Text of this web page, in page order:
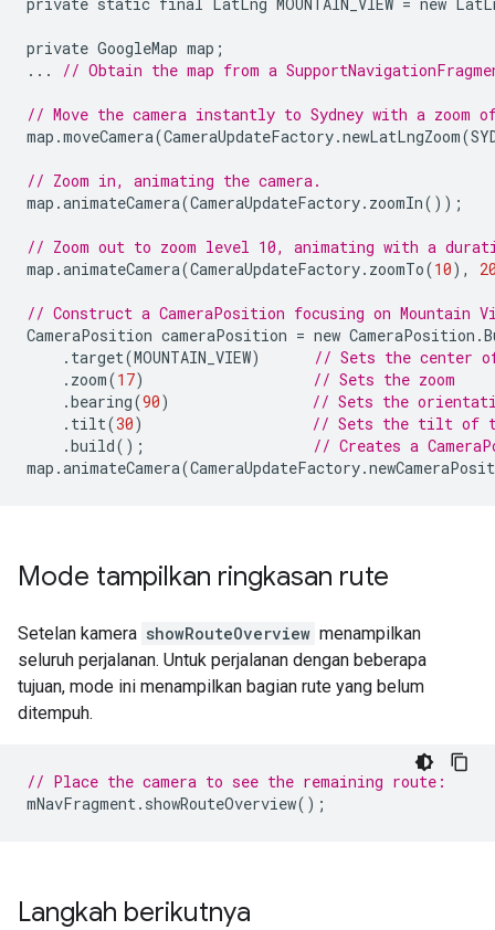
private GoogleMap map ;
...
// Obtain the map from a
// Move the camera instantly to Sydney with a zoom
map .moveCamera(CameraUpdateFactory.newLatLngZoom(
// Zoom in, animating the camera.
map .animateCamera(CameraUpdateFactory. zoomIn());
// Zoom out to zoom level 10, animating with a
map .animateCamera(CameraUpdateFactory. zoomTo(10),
// Construct a CameraPosition focusing on Mountain
CameraPosition cameraPosition = new CameraPosition .
. target(MOUNTAIN_VIEW)
// Sets the center of
. zoom(17)
// Sets the zoom
.bearing(90)
// Sets the
. tilt(30)
// Sets the tilt of
.build();
// Creates a
map .animateCamera(CameraUpdateFactory.
Mode tampilkan ringkasan rute
Setelan kamera showRouteOverview menampilkan
seluruh perjalanan. Untuk perjalanan dengan beberapa
tujuan, mode ini menampilkan bagian rute yang belum
ditempuh.
// Place the camera to see the remaining route:
mNavFragment. showRouteOverview();
Langkah berikutnya